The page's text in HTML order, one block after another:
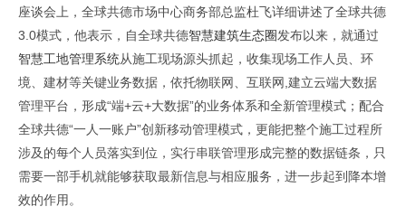
座谈会上，全球共德市场中心商务部总监杜飞详细讲述了全球共德
3.0模式 ，他表示， 自全球共德智慧建筑生态圈发布以来，就通过
智慧工地管理系统从施工现场源头抓起，收集现场工作人员、环
境、建材等关键业务数据，依托物联网、互联网,建立云端大数据
管理平台，形成“端+云+大数据”的业务体系和全新管理模式； 配合
全球共德“一人一账户”创新移动管理模式，更能把整个施工过程所
涉及的每个人员落实到位，实行串联管理形成完整的数据链条，只
需要一部手机就能够获取最新信息与相应服务，进一步起到降本增
效的作用。